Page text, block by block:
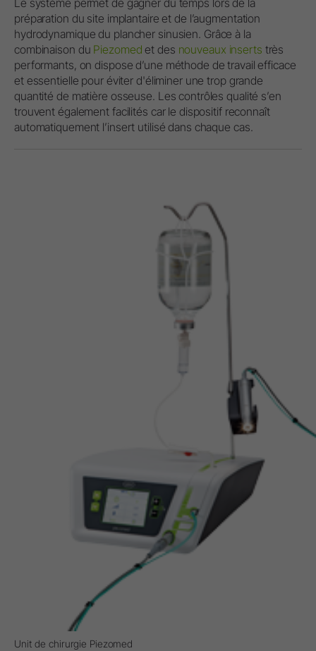
Le système permet de gagner du temps lors de la
préparation du site implantaire et de l’augmentation
hydrodynamique du plancher sinusien. Grâce à la
combinaison du Piezomed et des nouveaux inserts très
performants, on dispose d’une méthode de travail efficace
et essentielle pour éviter d'éliminer une trop grande
quantité de matière osseuse. Les contrôles qualité s’en
trouvent également facilités car le dispositif reconnaît
automatiquement l’insert utilisé dans chaque cas.
Unit de chirurgie Piezomed